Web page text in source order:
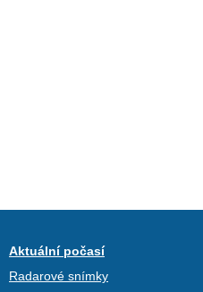
Aktuální počasí
Radarové snímky